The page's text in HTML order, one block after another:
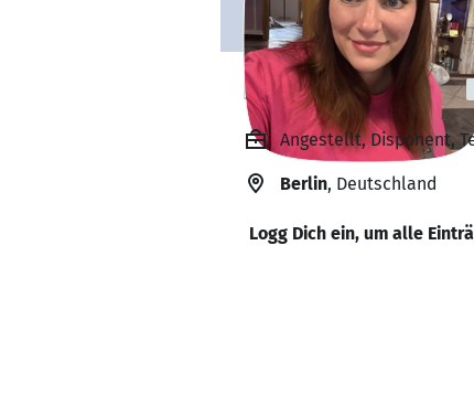
Patricia Seeger
Angestellt, Disponent,
Berlin, Deutschland
Logg Dich ein, um alle